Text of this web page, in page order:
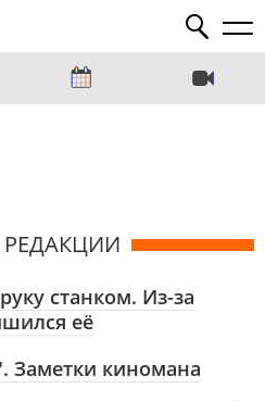
станком. Из-за
её
Заметки киномана